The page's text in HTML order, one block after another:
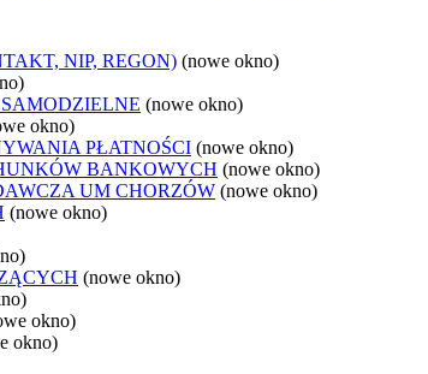
NIP, REGON) (nowe okno)
(nowe okno)
okno)
PŁATNOŚCI (nowe okno)
BANKOWYCH (nowe okno)
UM CHORZÓW (nowe okno)
(nowe okno)
(nowe okno)
okno)
okno)